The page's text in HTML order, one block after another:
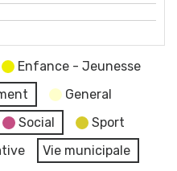
Enfance - Jeunesse
General
Social
Sport
Vie municipale